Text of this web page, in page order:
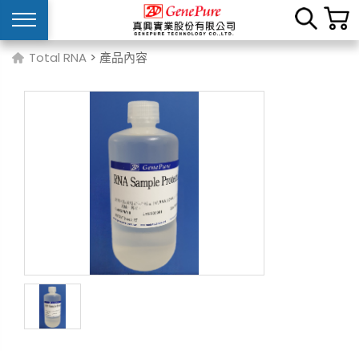
Total RNA > 產品內容